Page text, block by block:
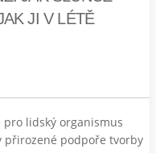
JI V LÉTĚ
lidský organismus
přirozené podpoře tvorby